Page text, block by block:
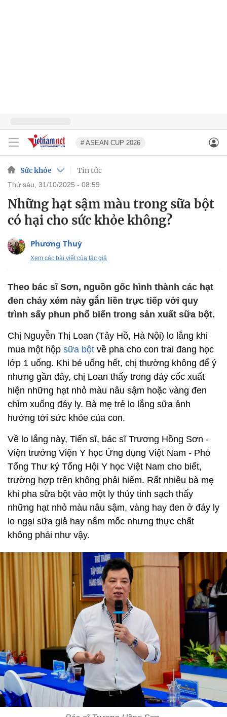
# ASEAN CUP 2026
Sức khỏe Tin tức
thứ sáu, 31/10/2025 - 08:59
Những hạt sậm màu trong sữa bột
có hại cho sức khỏe không?
Phương Thuý
Xem các bài viết của tác giả
Theo bác sĩ Sơn, nguồn gốc hình thành các hạt
đen cháy xém này gắn liền trực tiếp với quy
trình sấy phun phổ biến trong sản xuất sữa bột.
Chị Nguyễn Thị Loan (Tây Hồ, Hà Nội) lo lắng khi
mua một hộp sữa bột về pha cho con trai đang học
lớp 1 uống. Khi bé uống hết, chị thường không để ý
nhưng gần đây, chị Loan thấy trong đáy cốc xuất
hiện những hạt nhỏ màu nâu sậm hoặc vàng đen
chìm xuống đáy ly. Bà mẹ trẻ lo lắng sữa ảnh
hưởng tới sức khỏe của con.
Về lo lắng này, Tiến sĩ, bác sĩ Trương Hồng Sơn -
Viện trưởng Viện Y học Ứng dụng Việt Nam - Phó
Tổng Thư ký Tổng Hội Y học Việt Nam cho biết,
trường hợp trên không phải hiếm. Rất nhiều bà mẹ
khi pha sữa bột vào một ly thủy tinh sạch thấy
những hạt nhỏ màu nâu sậm, vàng hay đen ở đáy ly
lo ngại sữa giả hay nấm mốc nhưng thực chất
không phải như vậy.